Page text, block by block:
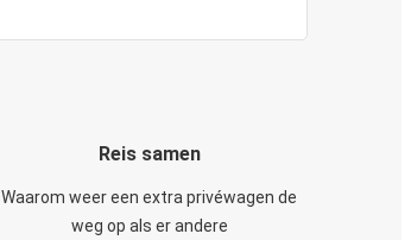
Reis samen
Waarom weer een extra privéwagen de
weg op als er andere